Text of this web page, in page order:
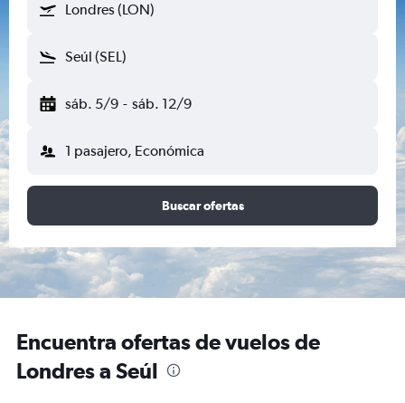
Londres (LON)
Seúl (SEL)
sáb. 5/9 - sáb. 12/9
1 pasajero, Económica
Buscar ofertas
Encuentra ofertas de vuelos de
Londres a Seúl